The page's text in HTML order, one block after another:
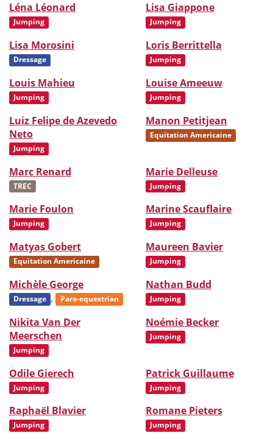
Léna Léonard
Jumping
Lisa Giappone
Jumping
Lisa Morosini
Dressage
Loris Berrittella
Jumping
Louis Mahieu
Jumping
Louise Ameeuw
Jumping
Luiz Felipe de Azevedo
Neto
Jumping
Manon Petitjean
Equitation Americaine
Marc Renard
TREC
Marie Delleuse
Jumping
Marie Foulon
Jumping
Marine Scauflaire
Jumping
Matyas Gobert
Equitation Americaine
Maureen Bavier
Jumping
Michèle George
Dressage , Para-equestrian
Nathan Budd
Jumping
Nikita Van Der
Meerschen
Jumping
Noémie Becker
Jumping
Odile Gierech
Jumping
Patrick Guillaume
Jumping
Raphaël Blavier
Jumping
Romane Pieters
Jumping